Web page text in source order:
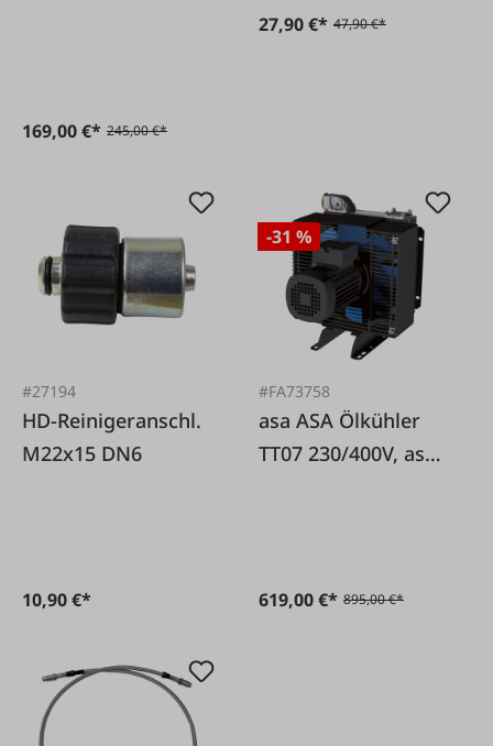
169,00 €* 245,00 €*
27,90 €* 47,90 €*
#27194
HD-Reinigeranschl.
M22x15 DN6
10,90 €*
-31 %
#FA73758
asa ASA Ölkühler
TT07 230/400V, asa
619,00 €* 895,00 €*